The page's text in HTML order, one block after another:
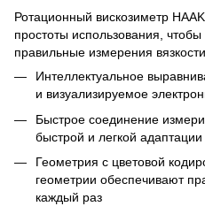
Ротационный вискозиметр
простоты использования,
правильные измерения
Интеллектуальное
и визуализируемое
Быстрое соединение
быстрой и легкой адаптации
Геометрия с цветовой
геометрии обеспечивают
каждый раз